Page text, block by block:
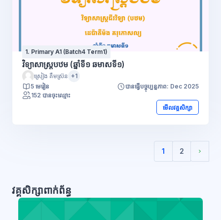
1. Primary A1 (Batch4 Term1)
វិទ្យាសាស្ត្របឋម (ឆ្នាំទី១ ឆមាសទី១)
ស្រៀង គឹមស្រ៊ន +1
5 មេរៀន
បានធ្វើបច្ចុប្បន្នភាព: Dec 2025
152 បានចុះឈ្មោះ
មើលវគ្គសិក្សា
1
(បច្ចុប្បន្ន)
2
វគ្គសិក្សាពាក់ព័ន្ធ